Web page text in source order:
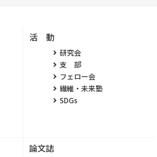
活 動
研究会
支 部
フェロー会
繊維・未来塾
SDGs
論文誌